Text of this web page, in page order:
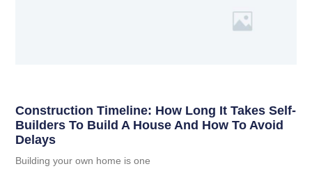
Construction Timeline: How Long It Takes Self-
Builders To Build A House And How To Avoid
Delays
Building your own home is one